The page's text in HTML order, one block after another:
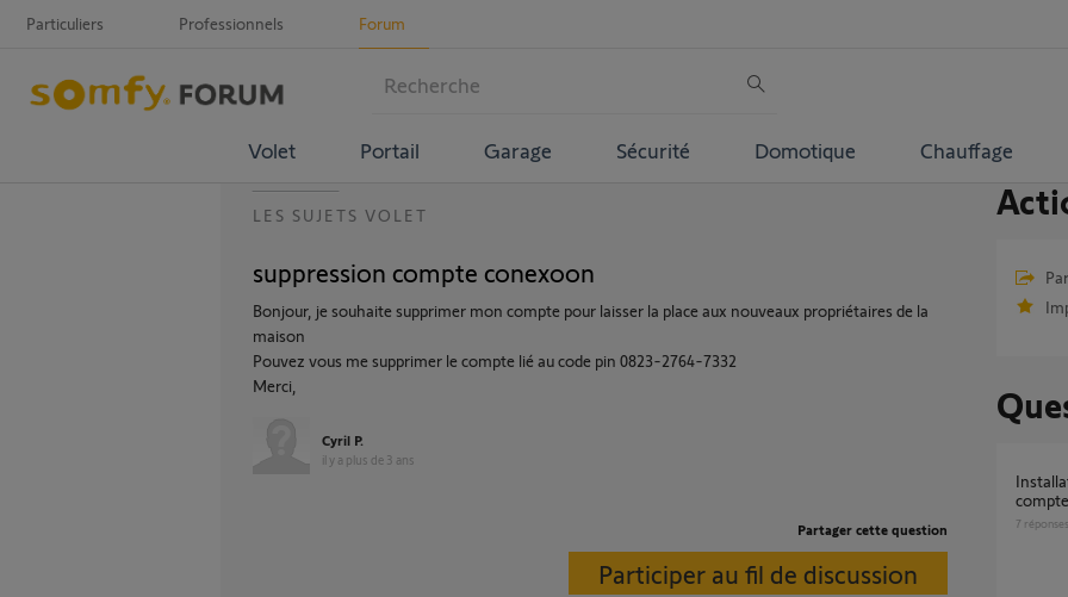
Particuliers Professionnels Forum
Volet Portail Garage Sécurité Domotique Chauffage
LES SUJETS VOLET
suppression compte conexoon
Bonjour, je souhaite supprimer mon compte pour laisser la place aux nouveaux propriétaires de la
maison
Pouvez vous me supprimer le compte lié au code pin 0823-2764-7332
Merci,
Cyril P.
il y a plus de 3 ans
Partager cette question
Participer au fil de discussion
Installation tahoma switch et suppression
7 réponses